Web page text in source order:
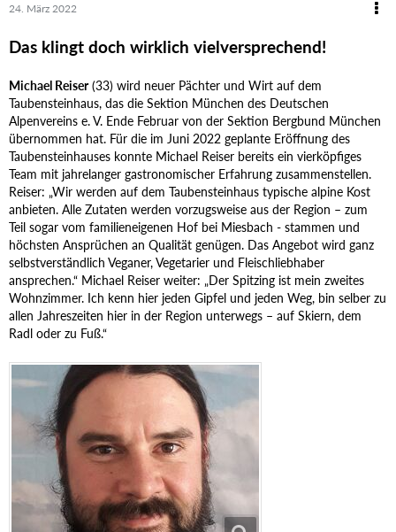
24. März 2022
Das klingt doch wirklich vielversprechend!
Michael Reiser(33) wird neuer Pächter und Wirt auf dem
Taubensteinhaus, das die Sektion München des Deutschen
Alpenvereins e. V. Ende Februar von der Sektion Bergbund München
übernommen hat. Für die im Juni 2022 geplante Eröffnung des
Taubensteinhauses konnte Michael Reiser bereits ein vierköpfiges
Team mit jahrelanger gastronomischer Erfahrung zusammenstellen.
Reiser: „Wir werden auf dem Taubensteinhaus typische alpine Kost
anbieten. Alle Zutaten werden vorzugsweise aus der Region – zum
Teil sogar vom familieneigenen Hof bei Miesbach - stammen und
höchsten Ansprüchen an Qualität genügen. Das Angebot wird ganz
selbstverständlich Veganer, Vegetarier und Fleischliebhaber
ansprechen.“ Michael Reiser weiter: „Der Spitzing ist mein zweites
Wohnzimmer. Ich kenn hier jeden Gipfel und jeden Weg, bin selber zu
allen Jahreszeiten hier in der Region unterwegs – auf Skiern, dem
Radl oder zu Fuß.“